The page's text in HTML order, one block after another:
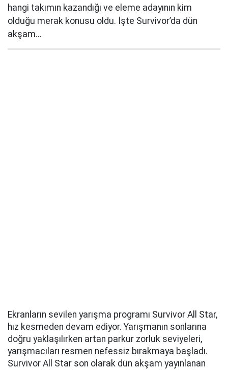
hangi takımın kazandığı ve eleme adayının kim
olduğu merak konusu oldu. İşte Survivor’da dün
akşam...
Ekranların sevilen yarışma programı Survivor All Star,
hız kesmeden devam ediyor. Yarışmanın sonlarına
doğru yaklaşılırken artan parkur zorluk seviyeleri,
yarışmacıları resmen nefessiz bırakmaya başladı.
Survivor All Star son olarak dün akşam yayınlanan